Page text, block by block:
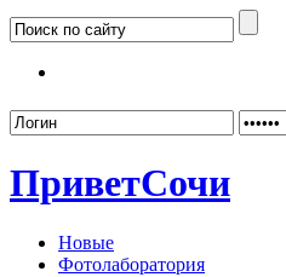
ПриветСочи
Новые
Фотолаборатория